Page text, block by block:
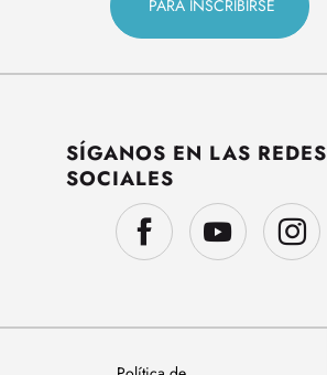
SÍGANOS EN LAS REDES
SOCIALES